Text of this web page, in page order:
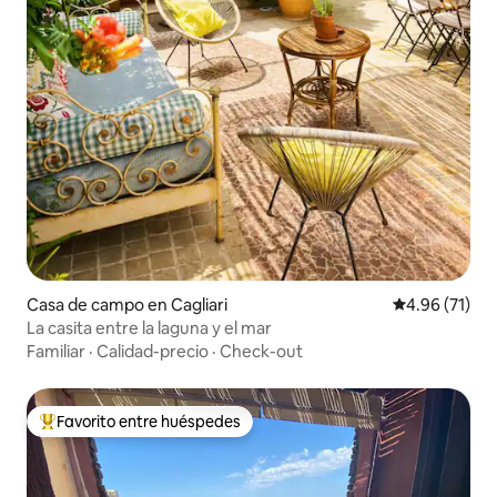
Casa de campo en Cagliari Calificación
4.96 (71)
La casita entre la laguna y el mar
Familiar · Calidad-precio · Check-out
Favorito entre huéspedes preferido
Favorito entre huéspedes